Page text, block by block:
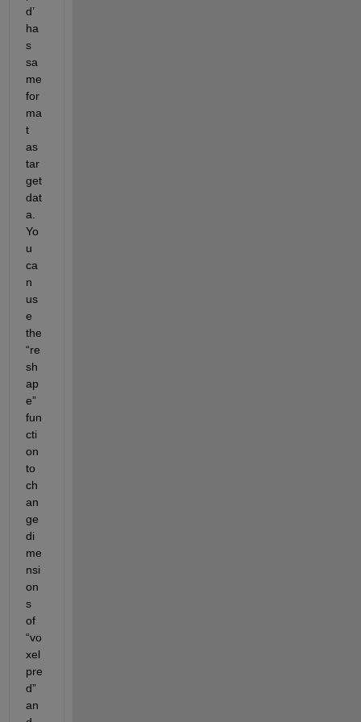
d’
ha
s
sa
me
for
ma
t
as
tar
get
dat
a.
Yo
u
ca
n
us
e
the
“re
sh
ap
e”
fun
cti
on
to
ch
an
ge
di
me
nsi
on
s
of
“vo
xel
pre
d”
an